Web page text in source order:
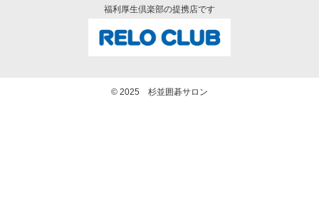
福利厚生倶楽部の提携店です
© 2025 杉並囲碁サロン